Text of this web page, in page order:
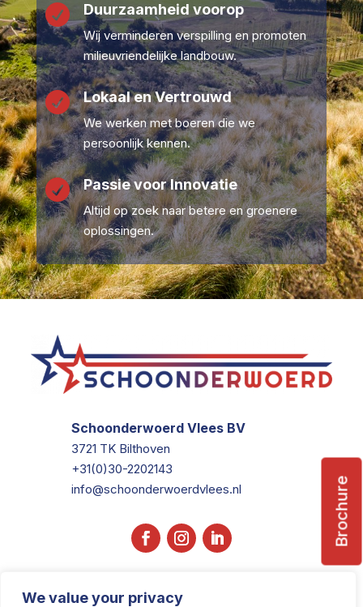
We value your privacy
 Duurzaamheid voorop
Wij verminderen verspilling en promoten
milieuvriendelijke landbouw.
 Lokaal en Vertrouwd
We werken met boeren die we
persoonlijk kennen.
 Passie voor Innovatie
Altijd op zoek naar betere en groenere
oplossingen.
Schoonderwoerd Vlees BV
3721 TK Bilthoven
+31(0)30-2202143
info@schoonderwoerdvlees.nl
Brochure